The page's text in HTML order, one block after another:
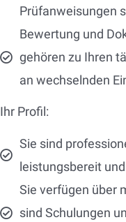
Prüfanweisungen
Bewertung und
gehören zu Ihren
an wechselnden
Ihr Profil:
Sie sind
leistungsbereit
Sie verfügen über
sind Schulungen